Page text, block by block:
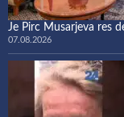
Je Pirc Musarjeva res
07.08.2026